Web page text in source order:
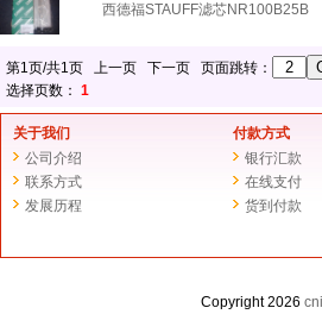
西德福STAUFF滤芯NR100B25B
第1页/共1页 上一页 下一页 页面跳转：
选择页数： 1
关于我们
公司介绍
联系方式
发展历程
付款方式
银行汇款
在线支付
货到付款
Copyright 2026